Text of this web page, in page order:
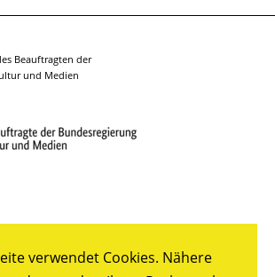
verwendet Cookies. Nähere
auf
Beauftragten der
und Medien